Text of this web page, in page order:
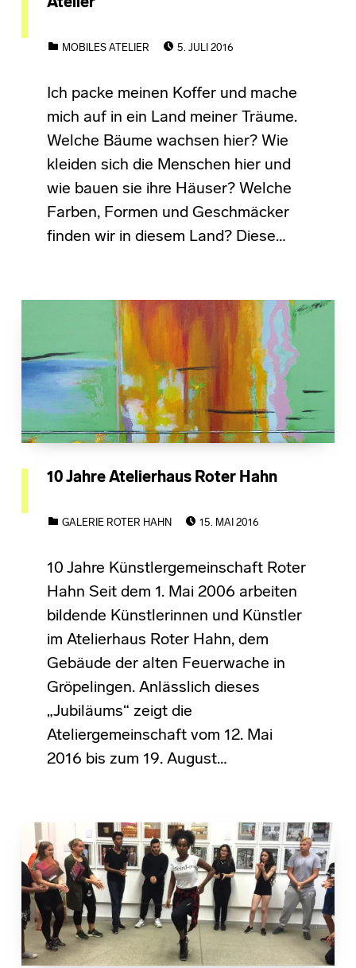
MOBILES ATELIER
5. JULI 2016
Ich packe meinen Koffer und mache
mich auf in ein Land meiner Träume.
Welche Bäume wachsen hier? Wie
kleiden sich die Menschen hier und
wie bauen sie ihre Häuser? Welche
Farben, Formen und Geschmäcker
finden wir in diesem Land? Diese…
10 Jahre Atelierhaus Roter Hahn
GALERIE ROTER HAHN
15. MAI 2016
10 Jahre Künstlergemeinschaft Roter
Hahn Seit dem 1. Mai 2006 arbeiten
bildende Künstlerinnen und Künstler
im Atelierhaus Roter Hahn, dem
Gebäude der alten Feuerwache in
Gröpelingen. Anlässlich dieses
„Jubiläums“ zeigt die
Ateliergemeinschaft vom 12. Mai
2016 bis zum 19. August…